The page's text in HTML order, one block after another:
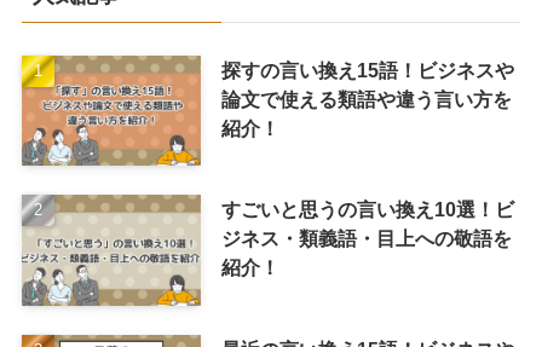
探すの言い換え15語！ビジネスや
論文で使える類語や違う言い方を
紹介！
すごいと思うの言い換え10選！ビ
ジネス・類義語・目上への敬語を
紹介！